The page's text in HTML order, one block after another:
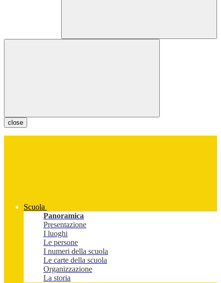
close
Scuola
Panoramica
Presentazione
I luoghi
Le persone
I numeri della scuola
Le carte della scuola
Organizzazione
La storia